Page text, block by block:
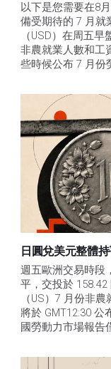
以下是您需要在8
備受期待的 7 月就
（USD）在周五
非農就業人數和工
些時候公布 7 月份
日圓兌美元整體
週五歐洲交易時段
平，交投於
（US）7 月份非
將於 GMT12:30 公
國勞動力市場報告